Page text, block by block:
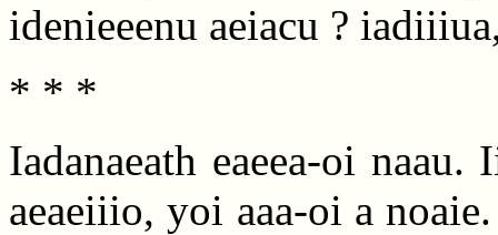
idenieeenu aeiacu ?
* * *
Iadanaeath eaeea-oi
aeaeiiio, yoi aaa-oi a